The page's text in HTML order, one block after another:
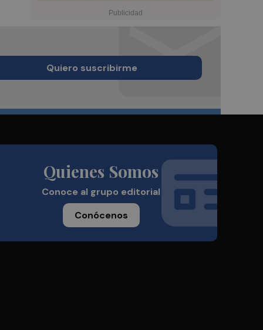
Quiero suscribirme
Quienes Somos
Conoce al grupo editorial
Conócenos